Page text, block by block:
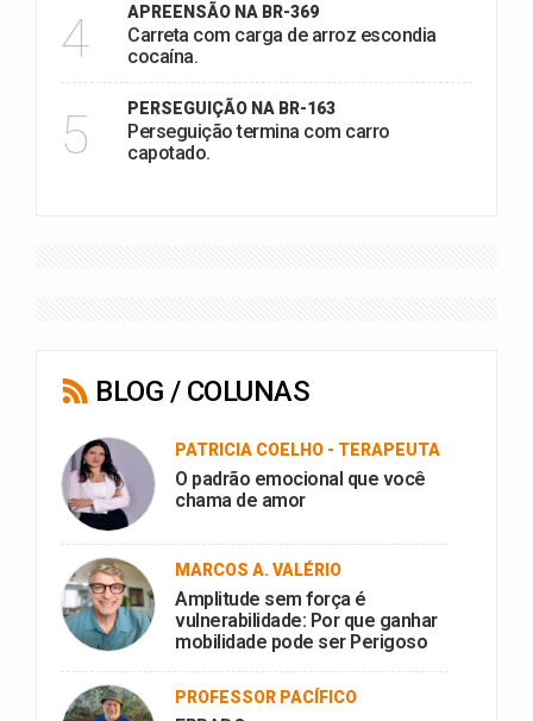
4 APREENSÃO NA BR-369
Carreta com carga de arroz escondia
cocaína.
5 PERSEGUIÇÃO NA BR-163
Perseguição termina com carro
capotado.
BLOG / COLUNAS
PATRICIA COELHO - TERAPEUTA
O padrão emocional que você
chama de amor
MARCOS A. VALÉRIO
Amplitude sem força é
vulnerabilidade: Por que ganhar
mobilidade pode ser Perigoso
PROFESSOR PACÍFICO